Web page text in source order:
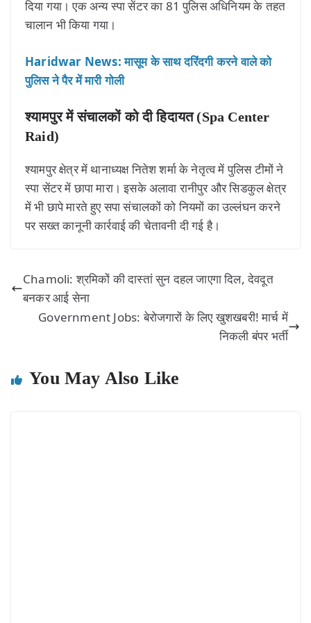
दिया गया। एक अन्य स्पा सेंटर का 81 पुलिस अधिनियम के तहत
चालान भी किया गया।
Haridwar News: मासूम के साथ दरिंदगी करने वाले को
पुलिस ने पैर में मारी गोली
श्यामपुर में संचालकों को दी हिदायत (Spa Center
Raid)
श्यामपुर क्षेत्र में थानाध्यक्ष नितेश शर्मा के नेतृत्व में पुलिस टीमों ने
स्पा सेंटर में छापा मारा। इसके अलावा रानीपुर और सिडकुल क्षेत्र
में भी छापे मारते हुए सपा संचालकों को नियमों का उल्लंघन करने
पर सख्त कानूनी कार्रवाई की चेतावनी दी गई है।
Chamoli: श्रमिकों की दास्तां सुन दहल जाएगा दिल, देवदूत
बनकर आई सेना
Government Jobs: बेरोजगारों के लिए खुशखबरी! मार्च में
निकली बंपर भर्ती
You May Also Like